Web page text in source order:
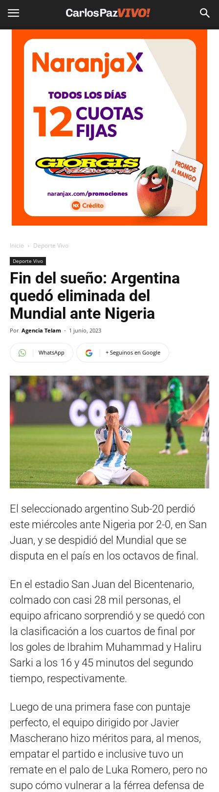
Inicio Deporte Vivo
Deporte Vivo
Fin del sueño: Argentina
quedó eliminada del
Mundial ante Nigeria
Por Agencia Telam - 1 junio, 2023
WhatsApp + Seguinos en Google
El seleccionado argentino Sub-20 perdió
este miércoles ante Nigeria por 2-0, en San
Juan, y se despidió del Mundial que se
disputa en el país en los octavos de final.
En el estadio San Juan del Bicentenario,
colmado con casi 28 mil personas, el
equipo africano sorprendió y se quedó con
la clasificación a los cuartos de final por
los goles de Ibrahim Muhammad y Haliru
Sarki a los 16 y 45 minutos del segundo
tiempo, respectivamente.
Luego de una primera fase con puntaje
perfecto, el equipo dirigido por Javier
Mascherano hizo méritos para, al menos,
empatar el partido e inclusive tuvo un
remate en el palo de Luka Romero, pero no
supo cómo vulnerar a la férrea defensa de